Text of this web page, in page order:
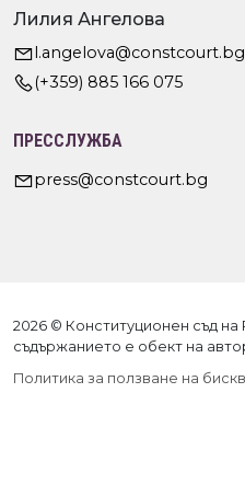
Лилия Ангелова
l.angelova@constcourt.bg
(+359) 885 166 075
ПРЕССЛУЖБА
press@constcourt.bg
2026 © Конституционен съд на
съдържанието е обект на
Политика за ползване на